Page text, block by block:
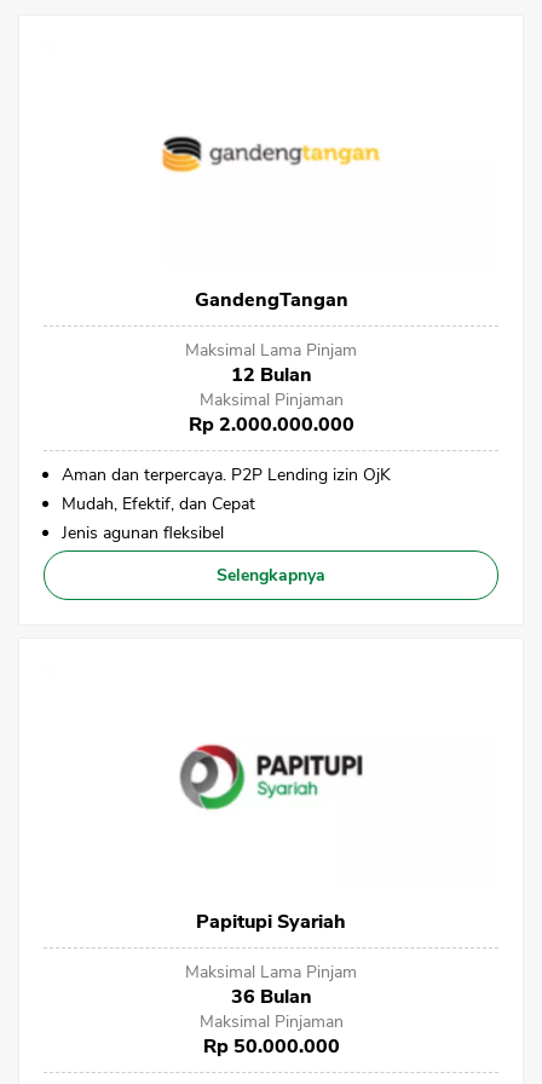
GandengTangan
Maksimal Lama Pinjam
12 Bulan
Maksimal Pinjaman
Rp 2.000.000.000
Aman dan terpercaya. P2P Lending izin OjK
Mudah, Efektif, dan Cepat
Jenis agunan fleksibel
Selengkapnya
Papitupi Syariah
Maksimal Lama Pinjam
36 Bulan
Maksimal Pinjaman
Rp 50.000.000